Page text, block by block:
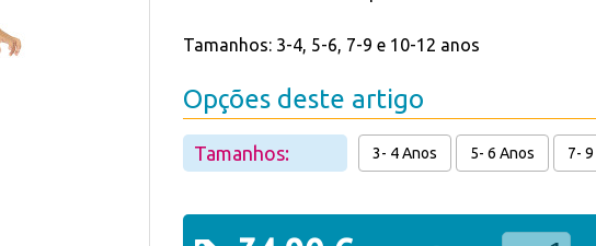
Tamanhos: 3-4, 5-6, 7-9 e 10-12 anos
Opções deste artigo
Tamanhos: 3- 4 Anos 5- 6 Anos 7-